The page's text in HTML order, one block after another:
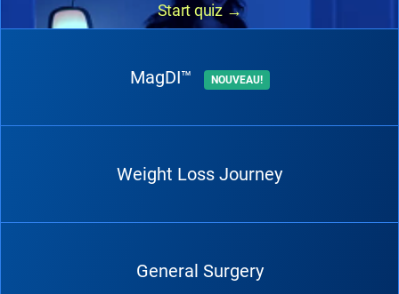
Start quiz →
MagDI™ NOUVEAU!
Weight Loss Journey
General Surgery